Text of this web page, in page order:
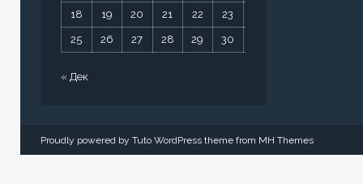
18 19 20 21 22 23
25 26 27 28 29 30
« Дек
Proudly powered by Tuto WordPress theme from MH Themes